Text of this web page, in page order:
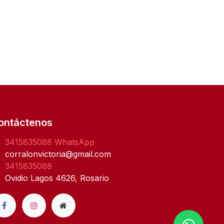
3415835088 WhatsApp
corralonvictoria@gmail.com
3415835088
Ovidio Lagos 4626, Rosario